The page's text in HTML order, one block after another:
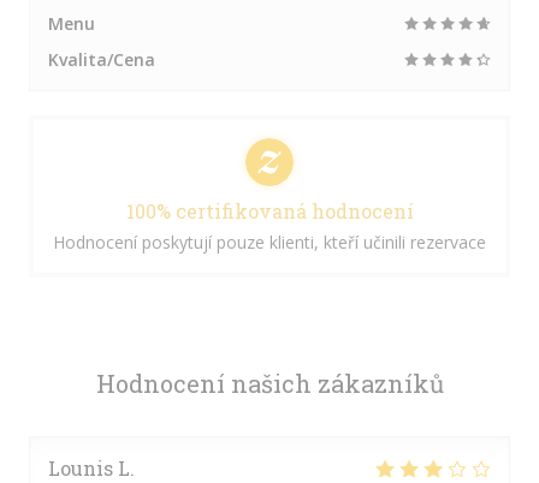
Hodnocení našich zákazníků
Lounis L
Menu
Kvalita/Cena
100% certifikovaná hodnocení
Hodnocení poskytují pouze klienti, kteří učinili rezervace